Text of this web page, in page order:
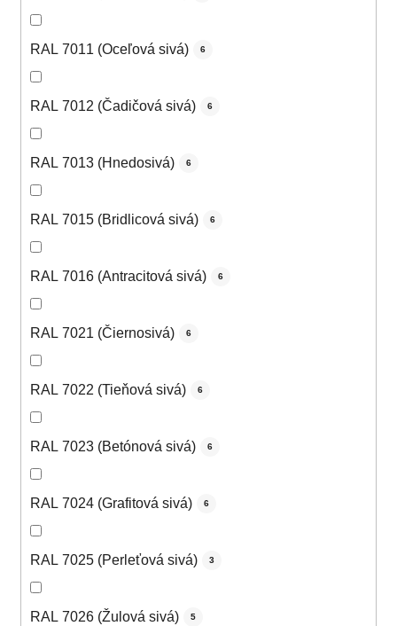
RAL 7011 (Oceľová sivá) 6
RAL 7012 (Čadičová sivá) 6
RAL 7013 (Hnedosivá) 6
RAL 7015 (Bridlicová sivá) 6
RAL 7016 (Antracitová sivá) 6
RAL 7021 (Čiernosivá) 6
RAL 7022 (Tieňová sivá) 6
RAL 7023 (Betónová sivá) 6
RAL 7024 (Grafitová sivá) 6
RAL 7025 (Perleťová sivá) 3
RAL 7026 (Žulová sivá) 5